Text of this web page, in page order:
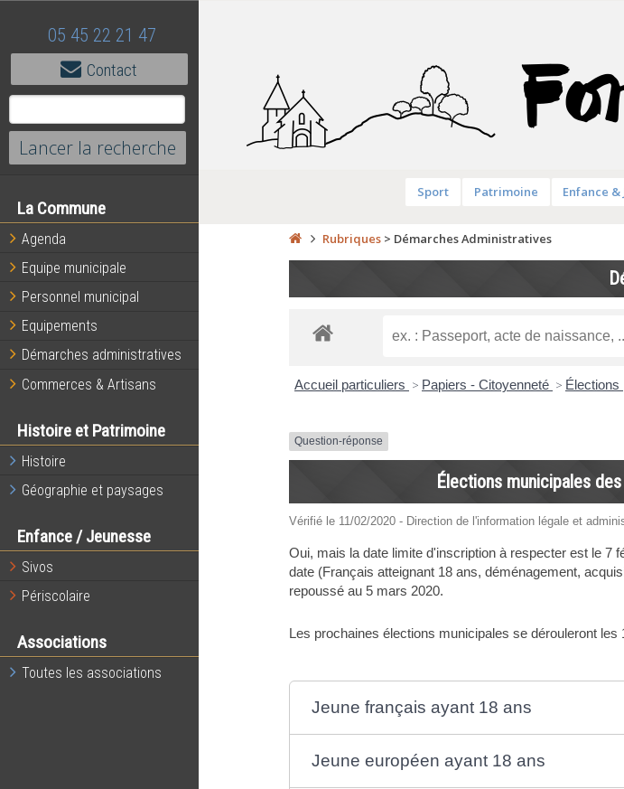
05 45 22 21 47
Contact
La Commune
Agenda
Equipe municipale
Personnel municipal
Equipements
Démarches administratives
Commerces & Artisans
Histoire et Patrimoine
Histoire
Géographie et paysages
Enfance / Jeunesse
Sivos
Périscolaire
Associations
Toutes les associations
Sport Patrimoine Enfance &
Rubriques> Démarches Administratives
Accueil particuliers > Papiers - Citoyenneté > Élections
Question-réponse
Élections municipales
Vérifié le 11/02/2020 - Direction de l'information légale et
Oui, mais la date limite d'inscription à respecter est le 7
date (Français atteignant 18 ans, déménagement,
repoussé au 5 mars 2020.
Les prochaines élections municipales se dérouleront les
Jeune français ayant 18 ans
Jeune européen ayant 18 ans